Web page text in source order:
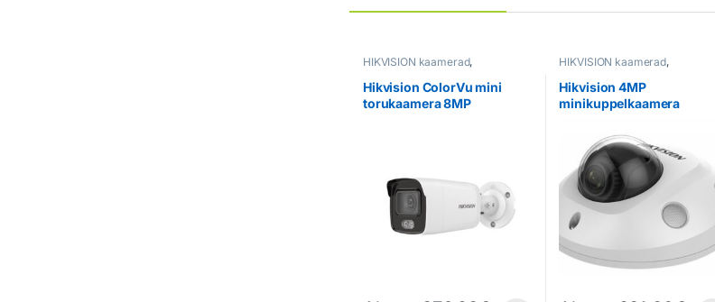
HIKVISION kaamerad,
Hikvision ColorVu mini
torukaamera 8MP
HIKVISION kaamerad,
Hikvision 4MP
minikuppelkaamera